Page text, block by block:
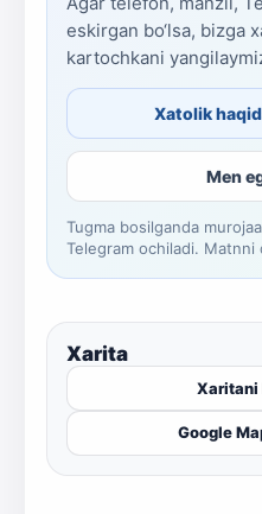
eskirgan bo‘lsa, bizga
kartochkani
Xatolik
Men
Tugma bosilganda
Telegram ochiladi.
Xarita
Xaritani
Google